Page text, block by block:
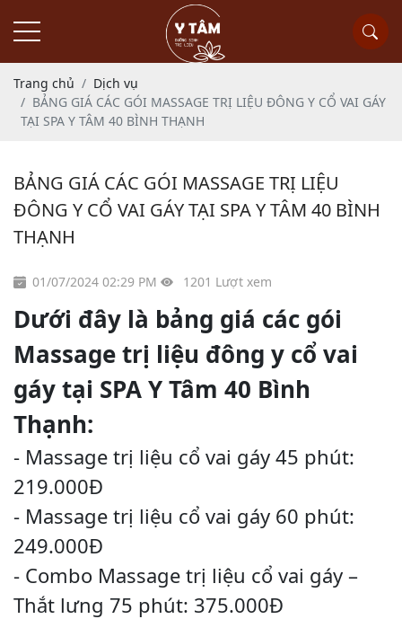
Trang chủ
Dịch vụ
BẢNG GIÁ CÁC GÓI MASSAGE TRỊ LIỆU ĐÔNG Y CỔ VAI GÁY
TẠI SPA Y TÂM 40 BÌNH THẠNH
BẢNG GIÁ CÁC GÓI MASSAGE TRỊ LIỆU
ĐÔNG Y CỔ VAI GÁY TẠI SPA Y TÂM 40 BÌNH
THẠNH
01/07/2024 02:29 PM 1201 Lượt xem
Dưới đây là bảng giá các gói
Massage trị liệu đông y cổ vai
gáy tại SPA Y Tâm 40 Bình
Thạnh:
- Massage trị liệu cổ vai gáy 45 phút:
219.000Đ
- Massage trị liệu cổ vai gáy 60 phút:
249.000Đ
- Combo Massage trị liệu cổ vai gáy –
Thắt lưng 75 phút: 375.000Đ